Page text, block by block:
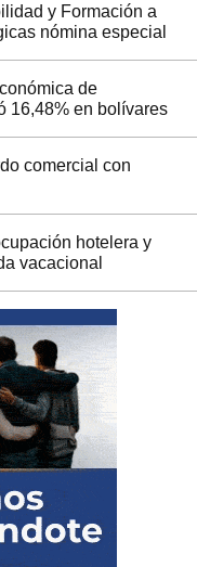
y Formación a
nómina especial
de
16,48% en bolívares
comercial con
hotelera y
vacacional